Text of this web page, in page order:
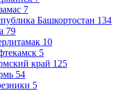
7
Башкортостан 134
79
10
5
край 125
54
5